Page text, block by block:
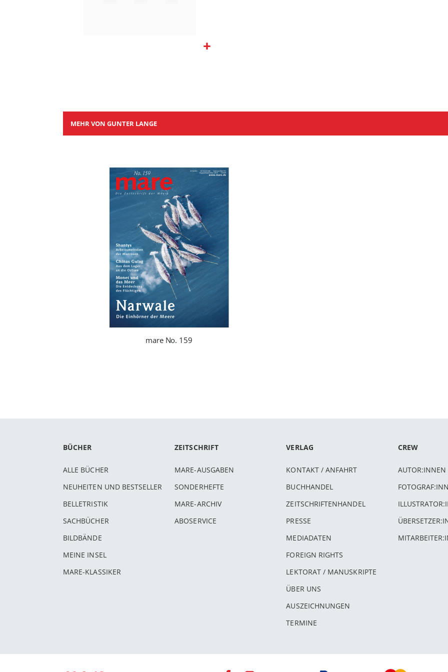
MEHR VON GUNTER LANGE
mare No. 159
BÜCHER
ALLE BÜCHER
NEUHEITEN UND BESTSELLER
BELLETRISTIK
SACHBÜCHER
BILDBÄNDE
MEINE INSEL
MARE-KLASSIKER
ZEITSCHRIFT
MARE-AUSGABEN
SONDERHEFTE
MARE-ARCHIV
ABOSERVICE
VERLAG
KONTAKT / ANFAHRT
BUCHHANDEL
ZEITSCHRIFTENHANDEL
PRESSE
MEDIADATEN
FOREIGN RIGHTS
LEKTORAT / MANUSKRIPTE
ÜBER UNS
AUSZEICHNUNGEN
TERMINE
CREW
AUTOR:INNEN